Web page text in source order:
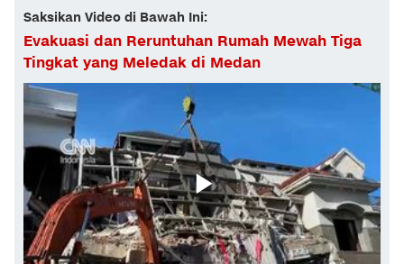
Saksikan Video di Bawah Ini:
Evakuasi dan Reruntuhan Rumah Mewah Tiga
Tingkat yang Meledak di Medan